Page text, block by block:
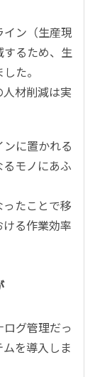
ン（生産現
るため、生
た。
材削減は実
に置かれる
モノにあふ
たことで移
る作業効率
グ管理だっ
を導入しま